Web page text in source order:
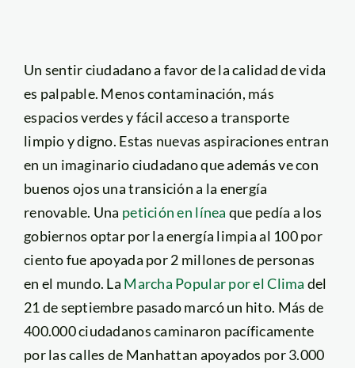
Un sentir ciudadano a favor de la calidad de vida
es palpable. Menos contaminación, más
espacios verdes y fácil acceso a transporte
limpio y digno. Estas nuevas aspiraciones entran
en un imaginario ciudadano que además ve con
buenos ojos una transición a la energía
renovable. Una petición en línea que pedía a los
gobiernos optar por la energía limpia al 100 por
ciento fue apoyada por 2 millones de personas
en el mundo. La Marcha Popular por el Clima del
21 de septiembre pasado marcó un hito. Más de
400.000 ciudadanos caminaron pacíficamente
por las calles de Manhattan apoyados por 3.000